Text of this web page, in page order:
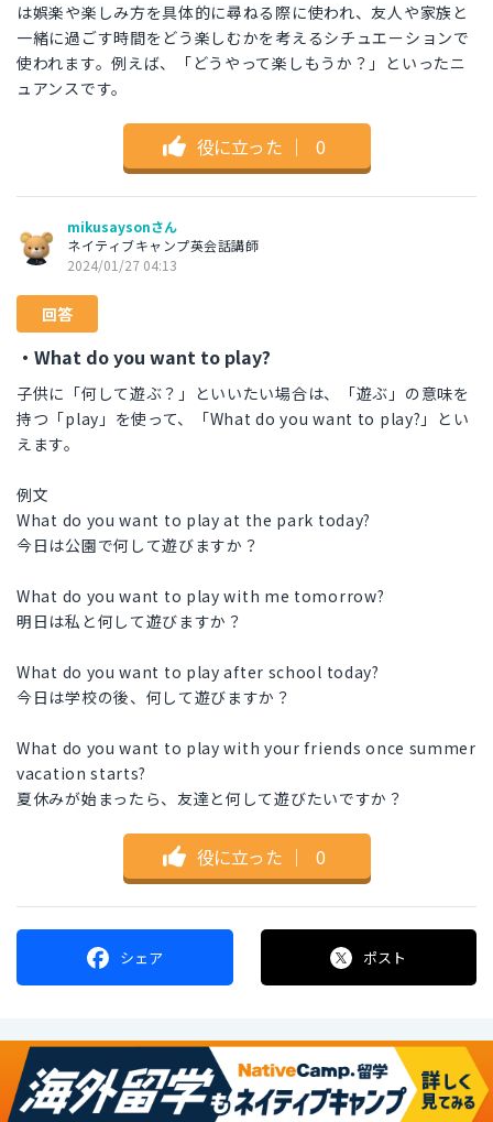
は娯楽や楽しみ方を具体的に尋ねる際に使われ、友人や家族と
一緒に過ごす時間をどう楽しむかを考えるシチュエーションで
使われます。例えば、「どうやって楽しもうか？」といったニ
ュアンスです。
役に立った ｜ 0
mikusaysonさん
ネイティブキャンプ英会話講師
2024/01/27 04:13
回答
・What do you want to play?
子供に「何して遊ぶ？」といいたい場合は、「遊ぶ」の意味を
持つ「play」を使って、「What do you want to play?」とい
えます。
例文
What do you want to play at the park today?
今日は公園で何して遊びますか？
What do you want to play with me tomorrow?
明日は私と何して遊びますか？
What do you want to play after school today?
今日は学校の後、何して遊びますか？
What do you want to play with your friends once summer
vacation starts?
夏休みが始まったら、友達と何して遊びたいですか？
役に立った ｜ 0
シェア ポスト